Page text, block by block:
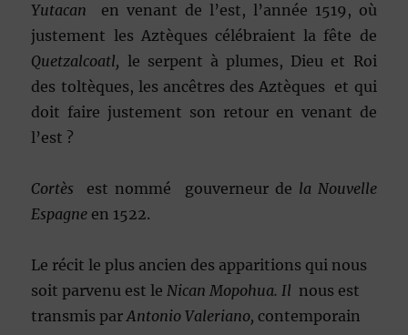
Yutacan en venant de l’est, l’année 1519, où
justement les Aztèques célébraient la fête de
Quetzalcoatl, le serpent à plumes, Dieu et Roi
des toltèques, les ancêtres des Aztèques et qui
doit faire justement son retour en venant de
l’est ?
Cortès est nommé gouverneur de la Nouvelle
Espagne en 1522.
Le récit le plus ancien des apparitions qui nous
soit parvenu est leNican Mopohua. Il nous est
transmis parAntonio Valeriano, contemporain